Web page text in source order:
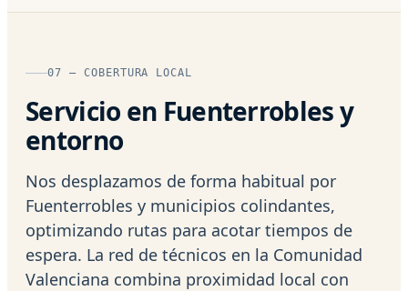
07 — COBERTURA LOCAL
Servicio en Fuenterrobles y
entorno
Nos desplazamos de forma habitual por
Fuenterrobles y municipios colindantes,
optimizando rutas para acotar tiempos de
espera. La red de técnicos en la Comunidad
Valenciana combina proximidad local con